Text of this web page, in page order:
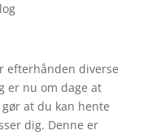
efterhånden diverse
er nu om dage at
at du kan hente
dig. Denne er